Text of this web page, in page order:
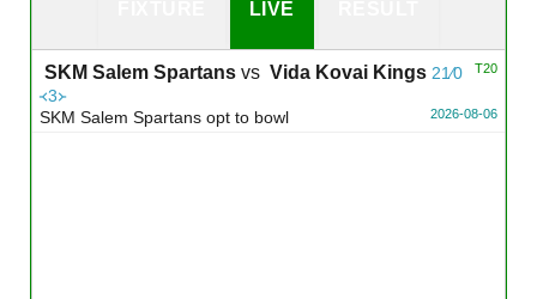
LIVE
T20
SKM Salem Spartans vs Vida Kovai Kings 21∕0
᚜3᚛
2026-08-06
SKM Salem Spartans opt to bowl